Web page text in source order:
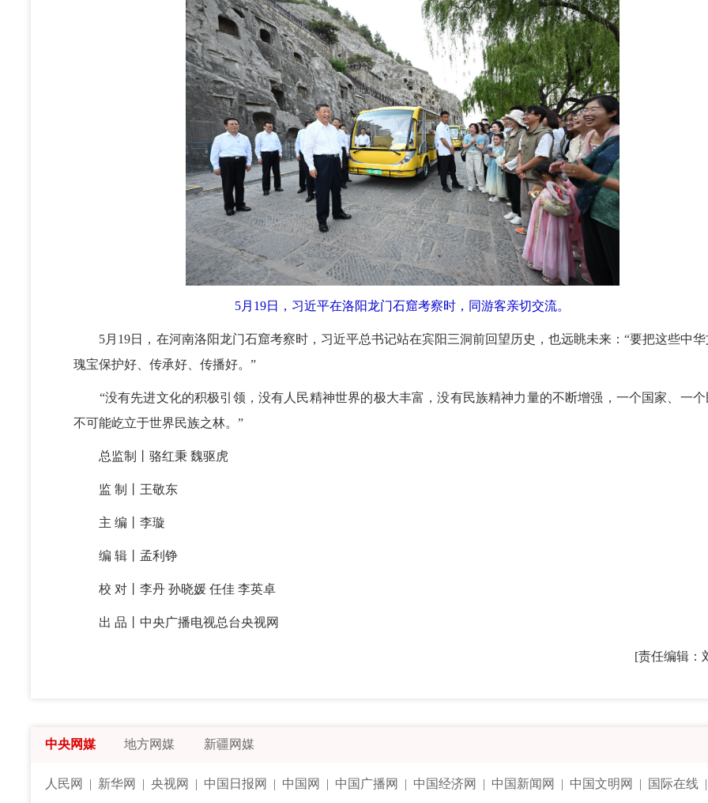
5月19日，习近平在洛阳龙门石窟考察时，同游客亲切交流。
5月19日，在河南洛阳龙门石窟考察时，习近平总书记站在宾阳三洞前回望历史，也远眺未来：“要把这些中华
瑰宝保护好、传承好、传播好。”
“没有先进文化的积极引领，没有人民精神世界的极大丰富，没有民族精神力量的不断增强，一个国家、一个
不可能屹立于世界民族之林。”
总监制丨骆红秉 魏驱虎
监 制丨王敬东
主 编丨李璇
编 辑丨孟利铮
校 对丨李丹 孙晓媛 任佳 李英卓
出 品丨中央广播电视总台央视网
[责任编辑：
中央网媒 地方网媒 新疆网媒
人民网 | 新华网 |央视网 | 中国日报网 | 中国网 | 中国广播网 | 中国经济网 | 中国新闻网 | 中国文明网 | 国际在线